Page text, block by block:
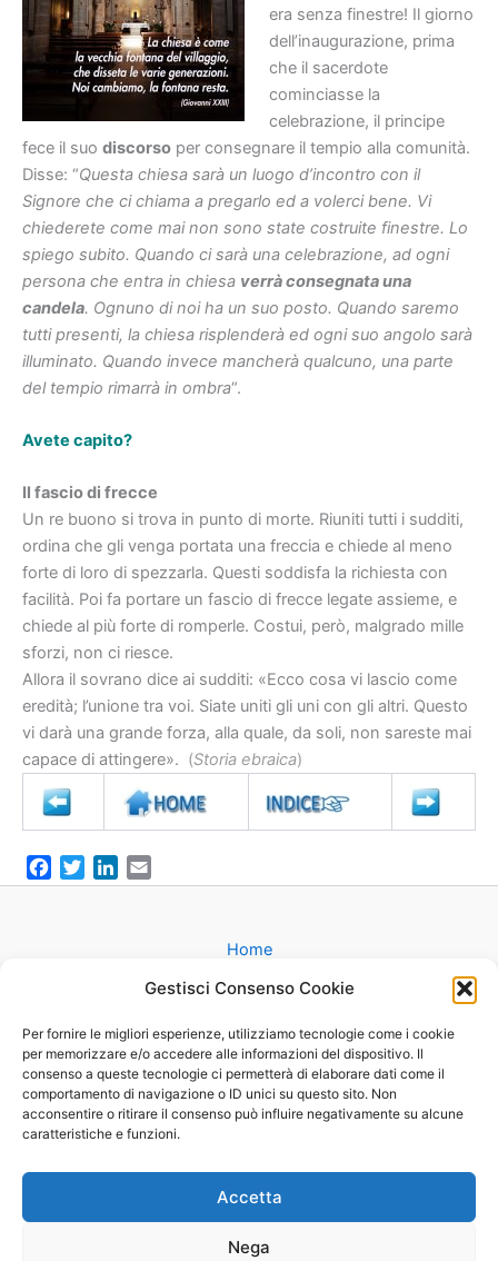
Gestisci Consenso Cookie
Per fornire le migliori esperienze, utilizziamo tecnologie come i cookie
per memorizzare e/o accedere alle informazioni del dispositivo. Il
consenso a queste tecnologie ci permetterà di elaborare dati come il
comportamento di navigazione o ID unici su questo sito. Non
acconsentire o ritirare il consenso può influire negativamente su alcune
caratteristiche e funzioni.
Accetta
Nega
era senza finestre! Il giorno
dell’inaugurazione, prima
che il sacerdote
cominciasse la
celebrazione, il principe
fece il suo discorso per consegnare il tempio alla comunità.
Disse: “Questa chiesa sarà un luogo d’incontro con il
Signore che ci chiama a pregarlo ed a volerci bene. Vi
chiederete come mai non sono state costruite finestre. Lo
spiego subito. Quando ci sarà una celebrazione, ad ogni
persona che entra in chiesa verrà consegnata una
candela. Ognuno di noi ha un suo posto. Quando saremo
tutti presenti, la chiesa risplenderà ed ogni suo angolo sarà
illuminato. Quando invece mancherà qualcuno, una parte
del tempio rimarrà in ombra“.
Avete capito?
Il fascio di frecce
Un re buono si trova in punto di morte. Riuniti tutti i sudditi,
ordina che gli venga portata una freccia e chiede al meno
forte di loro di spezzarla. Questi soddisfa la richiesta con
facilità. Poi fa portare un fascio di frecce legate assieme, e
chiede al più forte di romperle. Costui, però, malgrado mille
sforzi, non ci riesce.
Allora il sovrano dice ai sudditi: «Ecco cosa vi lascio come
eredità; l’unione tra voi. Siate uniti gli uni con gli altri. Questo
vi darà una grande forza, alla quale, da soli, non sareste mai
capace di attingere». (Storia ebraica)
a
k
w
i
n
m
Home
Matrimonio
Battesimo
Cammini
Oratorio
Contatti